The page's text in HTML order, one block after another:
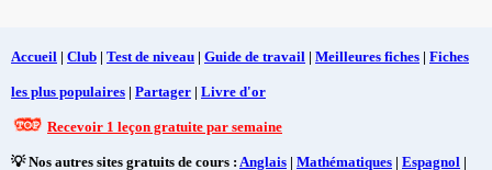
Accueil | Club | Test de niveau | Guide de travail | Meilleures fiches | Fiches
les plus populaires | Partager | Livre d'or
Recevoir 1 leçon gratuite par semaine
💡 Nos autres sites gratuits de cours : Anglais | Mathématiques | Espagnol |